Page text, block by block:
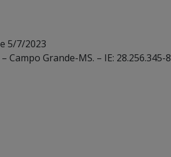
5/7/2023
Grande-MS. – IE: 28.256.345-8